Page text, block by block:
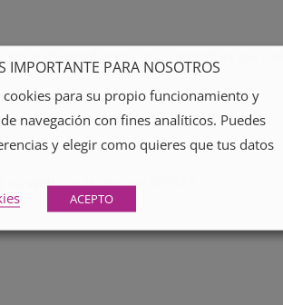
de productos que necesitas para
que nos ofrecen no dejan de
Vitoria.
webo pásate por DEGAS.
IMPORTANTE PARA NOSOTROS
para su propio funcionamiento y
navegación con fines analíticos. Puedes
y elegir como quieres que tus datos
ACEPTO